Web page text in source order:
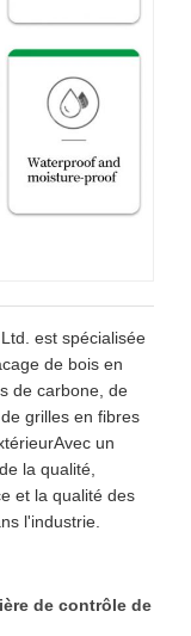
est spécialisée
de bois en
de carbone, de
grilles en fibres
un
la qualité,
et la qualité des
l'industrie.
de contrôle de